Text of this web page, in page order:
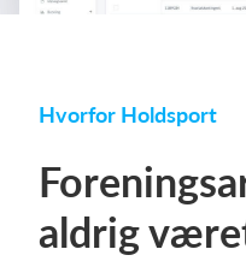
Hvorfor Holdsport
aldrig